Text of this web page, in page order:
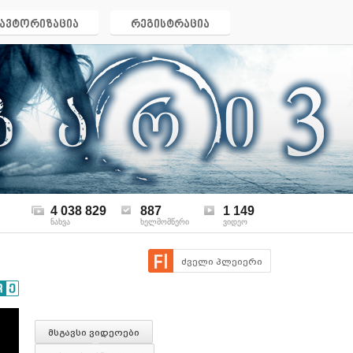
ავტორიზაცია რეგისტრაცია
4 038 829
ნახვა
887
ხელმომწერი
1 149
ვიდეო
ძველი პლეიერი
მსგავსი ვიდეოები